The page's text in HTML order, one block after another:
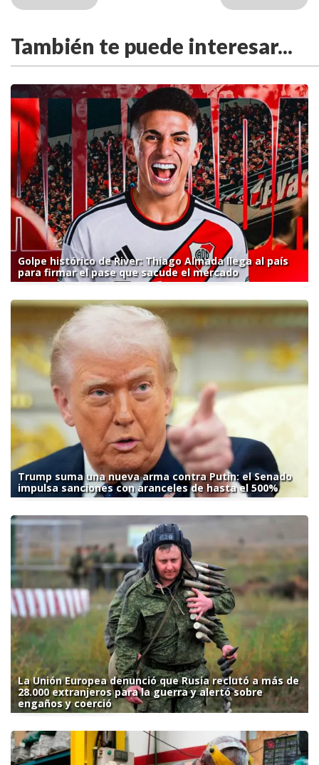
También te puede interesar...
Golpe histórico de River: Thiago Almada llega al país
para firmar el pase que sacude el mercado
Trump suma una nueva arma contra Putin: el Senado
impulsa sanciones con aranceles de hasta el 500%
La Unión Europea denunció que Rusia reclutó a más de
28.000 extranjeros para la guerra y alertó sobre
engaños y coerció